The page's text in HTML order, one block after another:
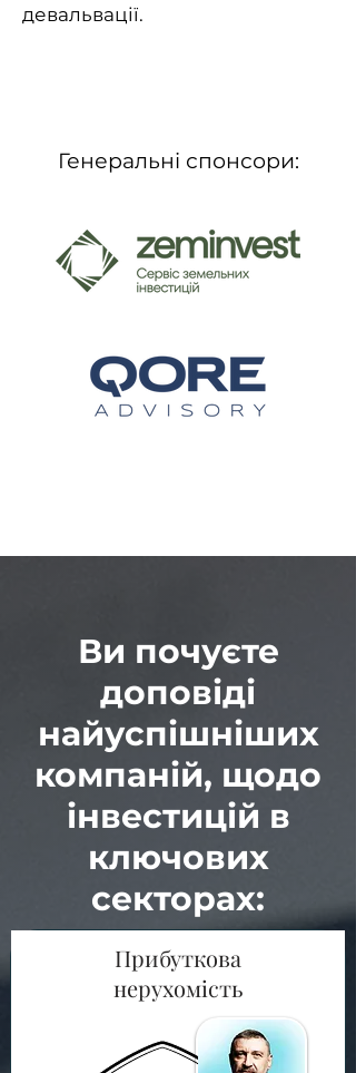
девальвації.
Генеральні спонсори:
Ви почуєте
доповіді
найуспішніших
компаній, щодо
інвестицій в
ключових
секторах:
Прибуткова
нерухомість